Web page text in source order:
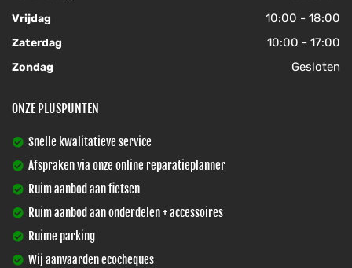
Vrijdag 10:00 - 18:00
Zaterdag 10:00 - 17:00
Zondag Gesloten
ONZE PLUSPUNTEN
Snelle kwalitatieve service
Afspraken via onze online reparatieplanner
Ruim aanbod aan fietsen
Ruim aanbod aan onderdelen + accessoires
Ruime parking
Wij aanvaarden ecocheques